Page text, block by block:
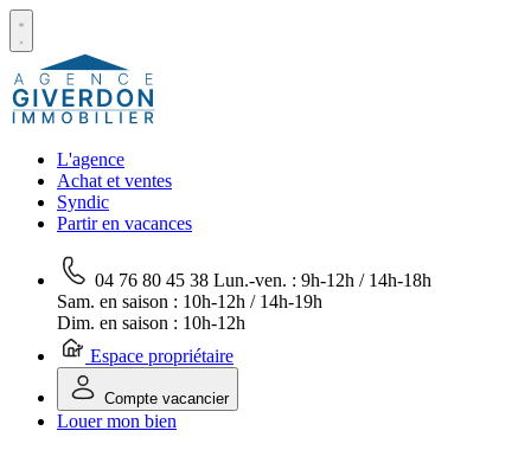
L'agence
Achat et ventes
Syndic
Partir en vacances
04 76 80 45 38 Lun.-ven. : 9h-12h / 14h-18h
Sam. en saison : 10h-12h / 14h-19h
Dim. en saison : 10h-12h
Espace propriétaire
Compte vacancier
Louer mon bien